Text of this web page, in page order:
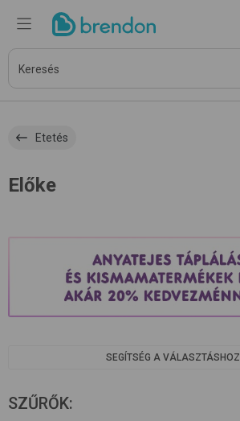
Etetés
Előke
SEGÍTSÉG A VÁLASZTÁSHOZ
SZŰRŐK: